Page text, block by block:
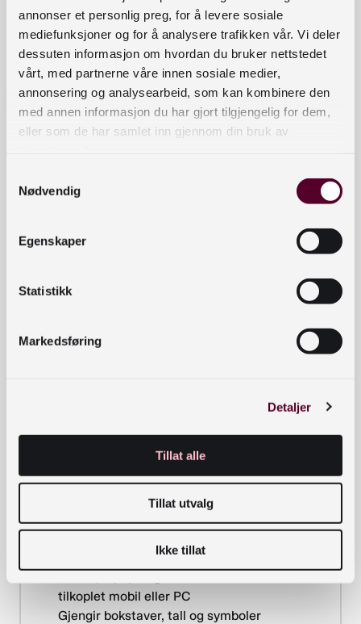
annonser et personlig preg, for å levere sosiale
mediefunksjoner og for å analysere trafikken vår. Vi deler
dessuten informasjon om hvordan du bruker nettstedet
vårt, med partnerne våre innen sosiale medier,
annonsering og analysearbeid, som kan kombinere den
med annen informasjon du har gjort tilgjengelig for dem,
eller som de har samlet inn gjennom din bruk av
Nødvendig
Egenskaper
Statistikk
Markedsføring
Detaljer
Tillat alle
Tillat utvalg
Ikke tillat
Bilde av plakaten som blir sendt ut til bibliotekene
Fakta om punktskrift
Oppfunnet av Louis Braille i 1825
som leses med fingrene
tilkoplet mobil eller PC
Gjengir bokstaver, tall og symboler